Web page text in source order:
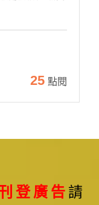
25 點閱
登廣告 請